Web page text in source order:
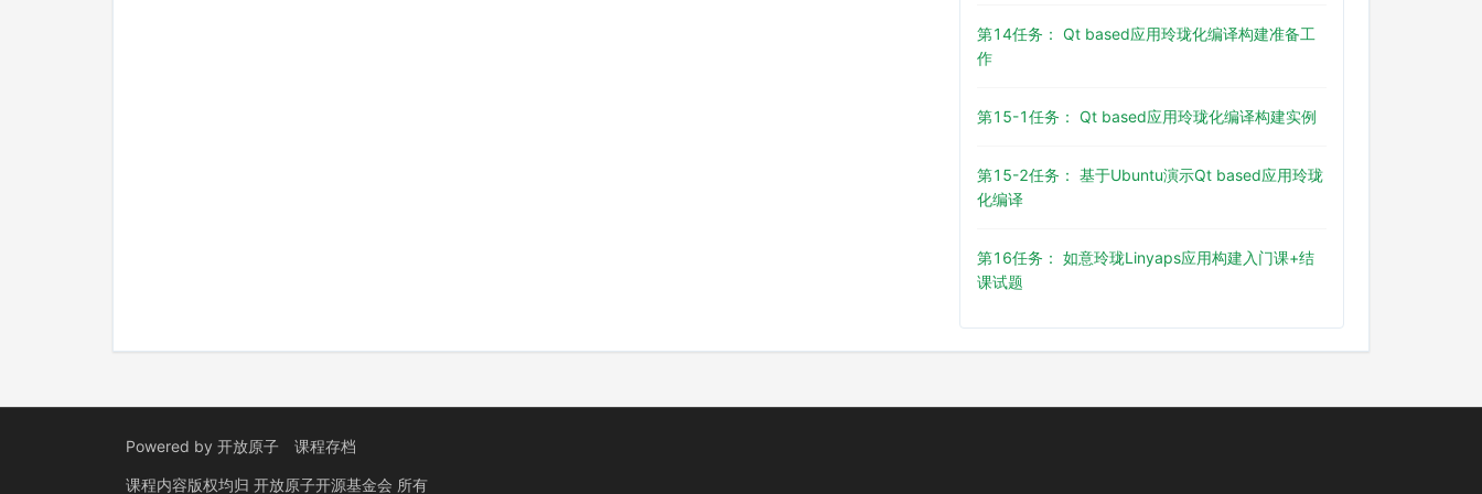
第14任务： Qt based应用玲珑化编译构建准备工
作
第15-1任务： Qt based应用玲珑化编译构建实例
第15-2任务： 基于Ubuntu演示Qt based应用玲珑
化编译
第16任务： 如意玲珑Linyaps应用构建入门课+结
课试题
Powered by 开放原子 课程存档
课程内容版权均归 开放原子开源基金会 所有